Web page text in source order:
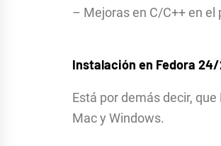
– Mejoras en C/C++ en
Instalación en Fedora
Está por demás decir,
Mac y Windows.